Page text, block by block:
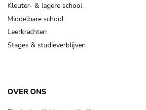
Kleuter- & lagere school
Middelbare school
Leerkrachten
Stages & studieverblijven
OVER ONS